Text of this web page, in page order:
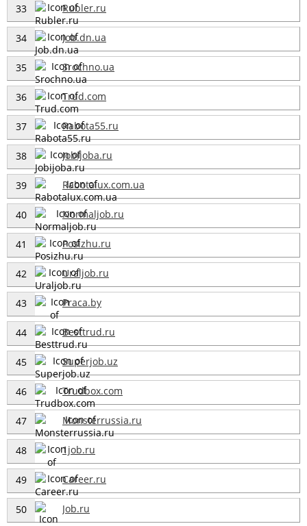
33 Rubler.ru
34 Job.dn.ua
35 Srochno.ua
36 Trud.com
37 Rabota55.ru
38 Jobijoba.ru
39 Rabotalux.com.ua
40 Normaljob.ru
41 Posizhu.ru
42 Uraljob.ru
43 Praca.by
44 Besttrud.ru
45 Superjob.uz
46 Trudbox.com
47 Monsterrussia.ru
48 1job.ru
49 Career.ru
50 Job.ru